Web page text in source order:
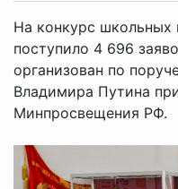
На конкурс школьных
поступило 4 696
организован по
Владимира Путина
Минпросвещения РФ.